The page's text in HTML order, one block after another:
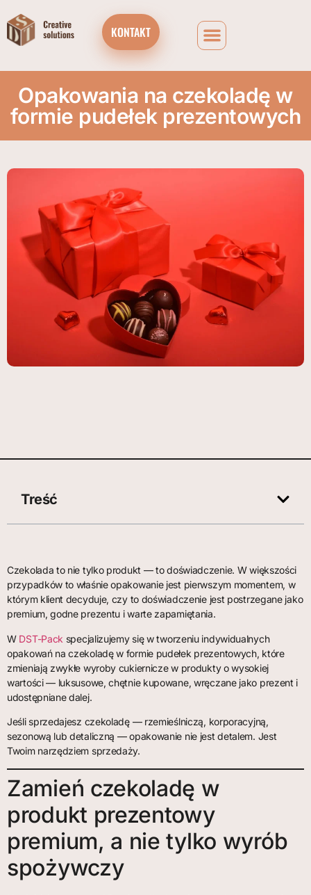
KONTAKT
Opakowania na czekoladę w
formie pudełek prezentowych
Treść
Czekolada to nie tylko produkt — to doświadczenie. W większości
przypadków to właśnie opakowanie jest pierwszym momentem, w
którym klient decyduje, czy to doświadczenie jest postrzegane jako
premium, godne prezentu i warte zapamiętania.
W DST-Pack specjalizujemy się w tworzeniu indywidualnych
opakowań na czekoladę w formie pudełek prezentowych, które
zmieniają zwykłe wyroby cukiernicze w produkty o wysokiej
wartości — luksusowe, chętnie kupowane, wręczane jako prezent i
udostępniane dalej.
Jeśli sprzedajesz czekoladę — rzemieślniczą, korporacyjną,
sezonową lub detaliczną — opakowanie nie jest detalem. Jest
Twoim narzędziem sprzedaży.
Zamień czekoladę w
produkt prezentowy
premium, a nie tylko wyrób
spożywczy